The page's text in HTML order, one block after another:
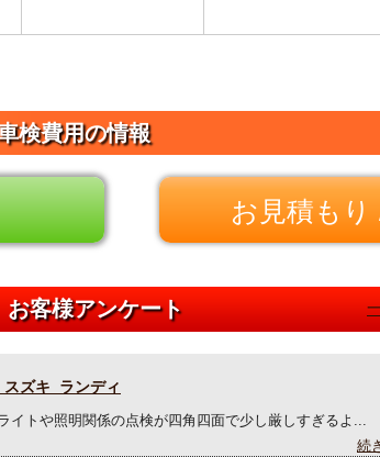
検費用の情報
お見積も
客様アンケート
ズキ ランディ
イトや照明関係の点検が四角四面で少し厳しすぎるよ...
続